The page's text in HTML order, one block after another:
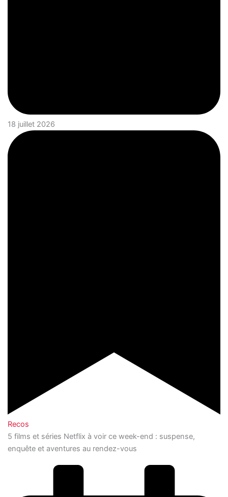
18 juillet 2026
Recos
5 films et séries Netflix à voir ce week-end : suspense,
enquête et aventures au rendez-vous